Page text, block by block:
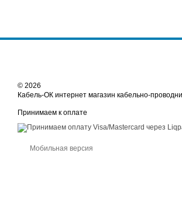
© 2026
Кабель-ОК интернет магазин кабельно-
Принимаем к оплате
Мобильная версия